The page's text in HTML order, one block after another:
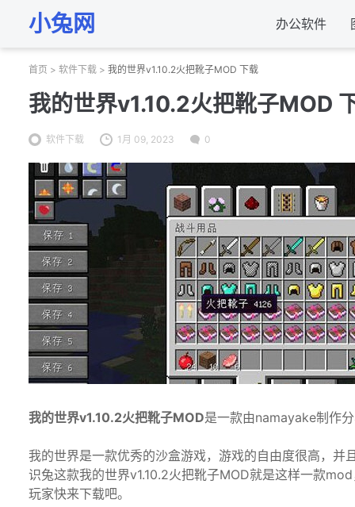
小兔网 办公软件
首页 > 软件下载 > 我的世界v1.10.2火把靴子MOD 下载
我的世界v1.10.2火把靴子MOD
软件下载 1月 09, 2023 0
我的世界v1.10.2火把靴子MOD是一款由namayake制作
我的世界是一款优秀的沙盒游戏，游戏的自由度很高，
识兔这款我的世界v1.10.2火把靴子MOD就是这样一款
玩家快来下载吧。